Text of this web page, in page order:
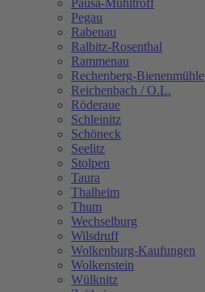
Pausa-Mühltroff
Pegau
Rabenau
Ralbitz-Rosenthal
Rammenau
Rechenberg-Bienenmühle
Reichenbach / O.L.
Röderaue
Schleinitz
Schöneck
Seelitz
Stolpen
Taura
Thalheim
Thum
Wechselburg
Wilsdruff
Wolkenburg-Kaufungen
Wolkenstein
Wülknitz